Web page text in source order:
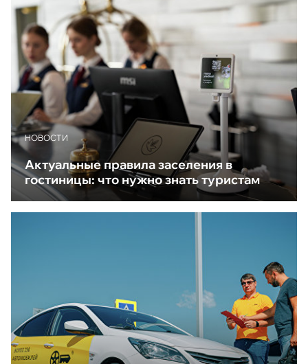
НОВОСТИ
Актуальные правила заселения в
гостиницы: что нужно знать туристам